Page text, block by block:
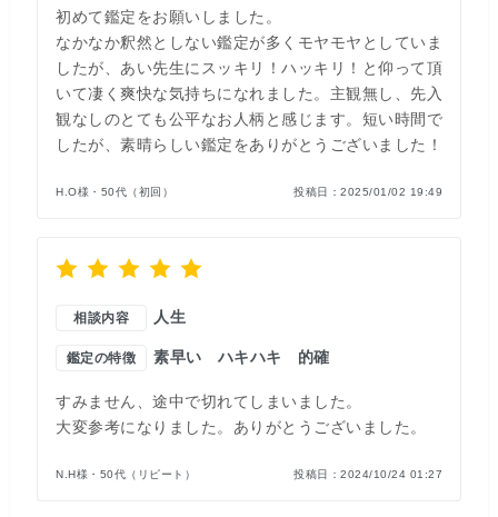
初めて鑑定をお願いしました。
なかなか釈然としない鑑定が多くモヤモヤとしていま
したが、あい先生にスッキリ！ハッキリ！と仰って頂
いて凄く爽快な気持ちになれました。主観無し、先入
観なしのとても公平なお人柄と感じます。短い時間で
したが、素晴らしい鑑定をありがとうございました！
H.O様・50代（初回） 投稿日： 2025/01/02 19:49
相談内容 人生
鑑定の特徴 素早い ハキハキ 的確
すみません、途中で切れてしまいました。
大変参考になりました。ありがとうございました。
N.H様・50代（リピート） 投稿日： 2024/10/24 01:27